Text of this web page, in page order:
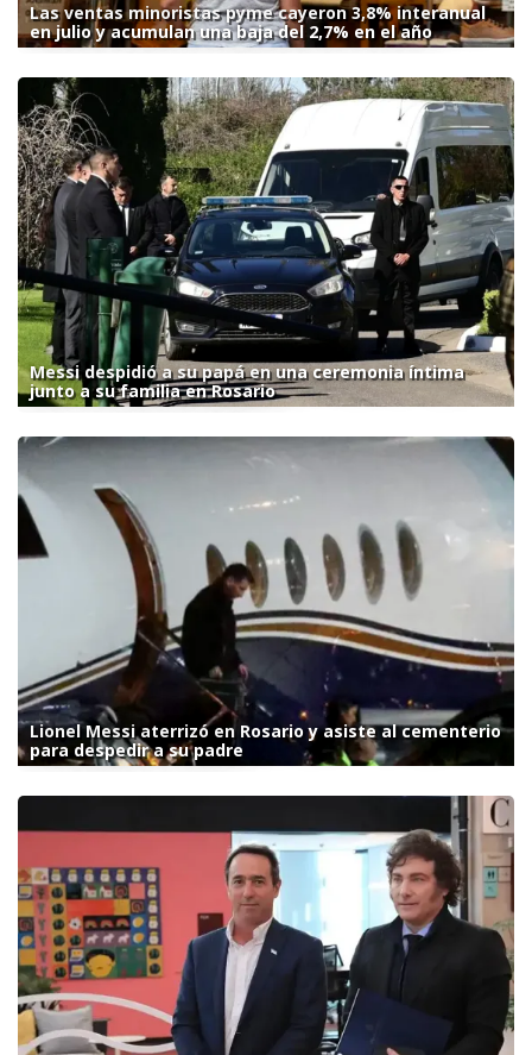
Las ventas minoristas pyme cayeron 3,8% interanual
en julio y acumulan una baja del 2,7% en el año
Messi despidió a su papá en una ceremonia íntima
junto a su familia en Rosario
Lionel Messi aterrizó en Rosario y asiste al cementerio
para despedir a su padre